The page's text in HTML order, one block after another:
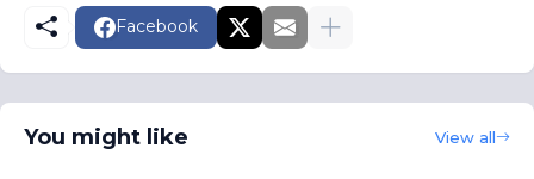
Facebook
You might like View all